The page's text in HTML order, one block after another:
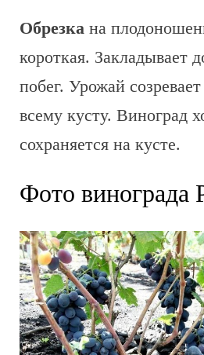
Обрезка на
короткая. Закладывает
побег. Урожай
всему кусту. Виноград
сохраняется на кусте.
Фото винограда